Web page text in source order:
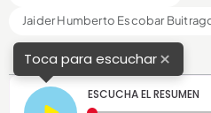
Jaider Humberto Escobar
Toca para escuchar×
ESCUCHA EL RESUMEN